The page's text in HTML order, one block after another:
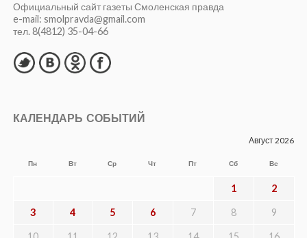
Официальный сайт газеты Смоленская правда
e-mail: smolpravda@gmail.com
тел. 8(4812) 35-04-66
КАЛЕНДАРЬ СОБЫТИЙ
Август 2026
Пн Вт Ср Чт Пт Сб Вс
1 2
3 4 5 6 7 8 9